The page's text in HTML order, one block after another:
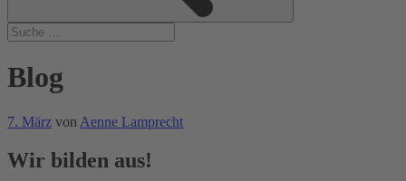
Blog
Veröffentlicht
7. März von Aenne Lamprecht
Wir bilden aus!